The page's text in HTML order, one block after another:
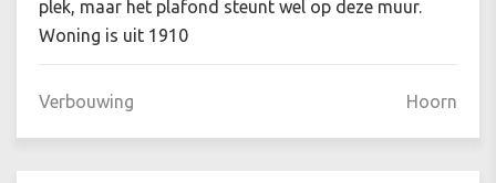
plek, maar het plafond steunt wel op deze muur.
Woning is uit 1910
Verbouwing Hoorn